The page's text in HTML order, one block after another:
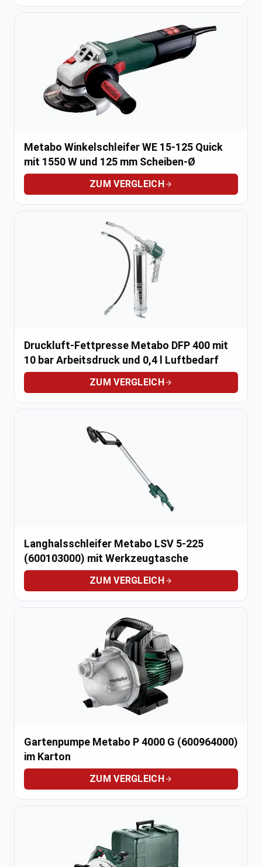
Metabo Winkelschleifer WE 15-125 Quick
mit 1550 W und 125 mm Scheiben-Ø
ZUM VERGLEICH
Druckluft-Fettpresse Metabo DFP 400 mit
10 bar Arbeitsdruck und 0,4 l Luftbedarf
ZUM VERGLEICH
Langhalsschleifer Metabo LSV 5-225
(600103000) mit Werkzeugtasche
ZUM VERGLEICH
Gartenpumpe Metabo P 4000 G (600964000)
im Karton
ZUM VERGLEICH